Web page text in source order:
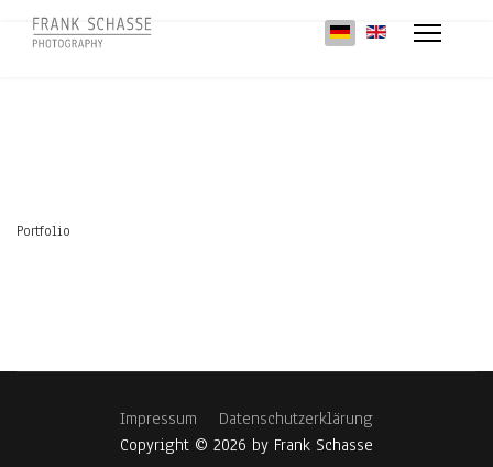
Sprache auswählen
Portfolio
Impressum
Datenschutzerklärung
Copyright © 2026 by Frank Schasse